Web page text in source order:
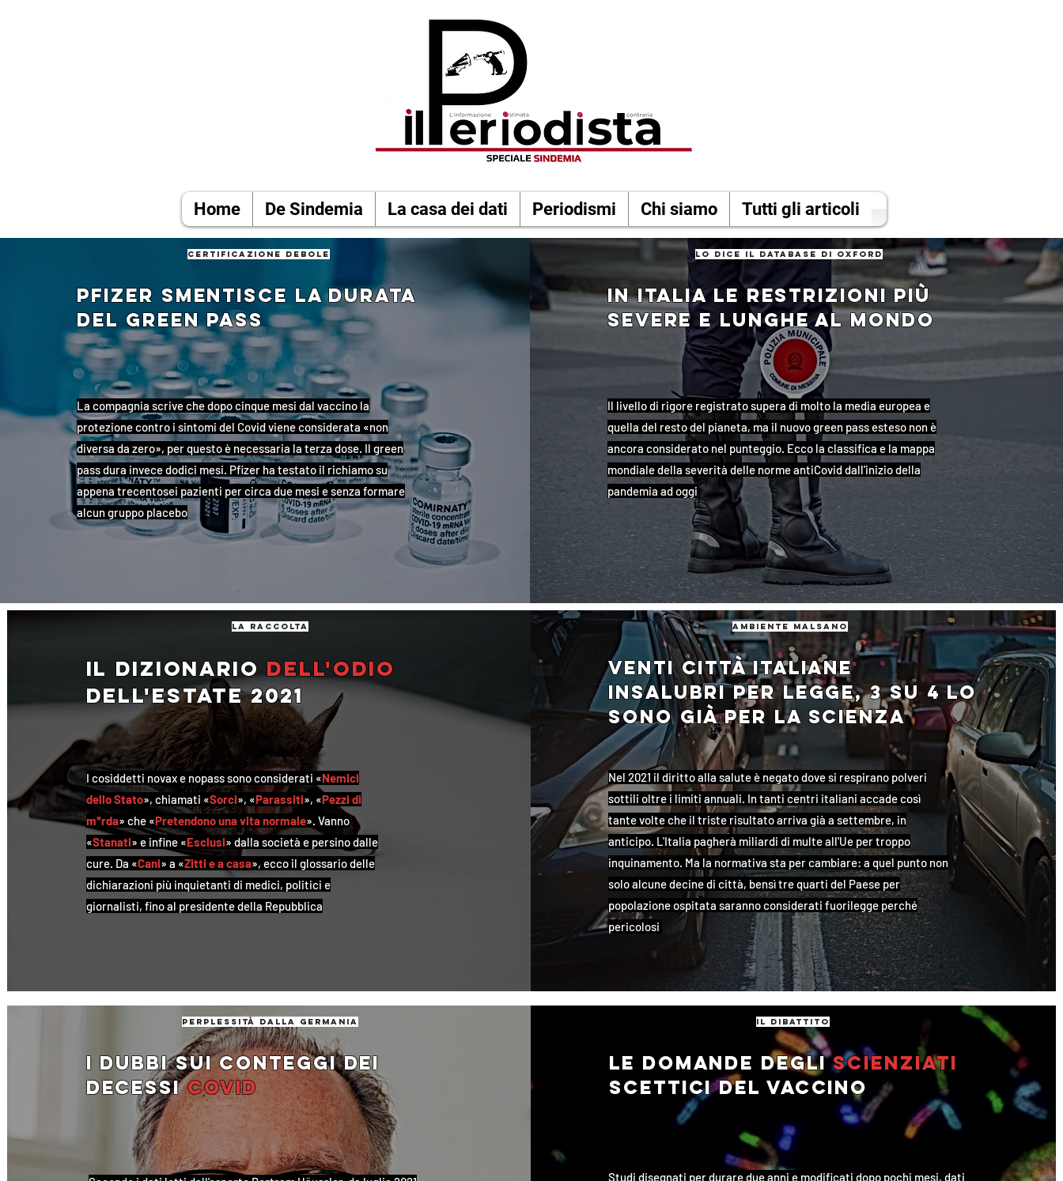
Home De Sindemia La casa dei dati Periodismi Chi siamo Tutti gli articoli
certificazione debole
Pfizer smentisce la durata
del green pass
La compagnia scrive che dopo cinque mesi dal vaccino la
protezione contro i sintomi del Covid viene considerata «non
diversa da zero», per questo è necessaria la terza dose. Il green
pass dura invece dodici mesi. Pfizer ha testato il richiamo su
appena trecentosei pazienti per circa due mesi e senza formare
alcun gruppo placebo
lo dice il database di oxford
IN ITALIA LE RESTRIZIONI PIù
SEVERE E LUNGHE AL MONDO
Il livello di rigore registrato supera di molto la media europea e
quella del resto del pianeta, ma il nuovo green pass esteso non è
ancora considerato nel punteggio. Ecco la classifica e la mappa
mondiale della severità delle norme antiCovid dall'inizio della
pandemia ad oggi
la raccolta
Il dizionariodell'odio
dell'estate 2021
I cosiddetti novax e nopass sono considerati «Nemici
dello Stato», chiamati «Sorci», «Parassiti», «Pezzi di
m*rda» che «Pretendono una vita normale». Vanno
«Stanati» e infine «Esclusi» dalla società e persino dalle
cure. Da «Cani» a «Zitti e a casa», ecco il glossario delle
dichiarazioni più inquietanti di medici, politici e
giornalisti, fino al presidente della Repubblica
ambiente malsano
Venti città italiane
insalubri per legge, 3 su 4 lo
sono già per la scienza
Nel 2021 il diritto alla salute è negato dove si respirano polveri
sottili oltre i limiti annuali. In tanti centri italiani accade così
tante volte che il triste risultato arriva già a settembre, in
anticipo. L'Italia pagherà miliardi di multe all'Ue per troppo
inquinamento. Ma la normativa sta per cambiare: a quel punto non
solo alcune decine di città, bensì tre quarti del Paese per
popolazione ospitata saranno considerati fuorilegge perché
pericolosi
perplessità dalla germania
i dubbi sui conteggi dei
decessicovid
il dibattito
le domande degliscienziati
scetticidel vaccino
Studi disegnati per durare due anni e modificati dopo pochi mesi, dati